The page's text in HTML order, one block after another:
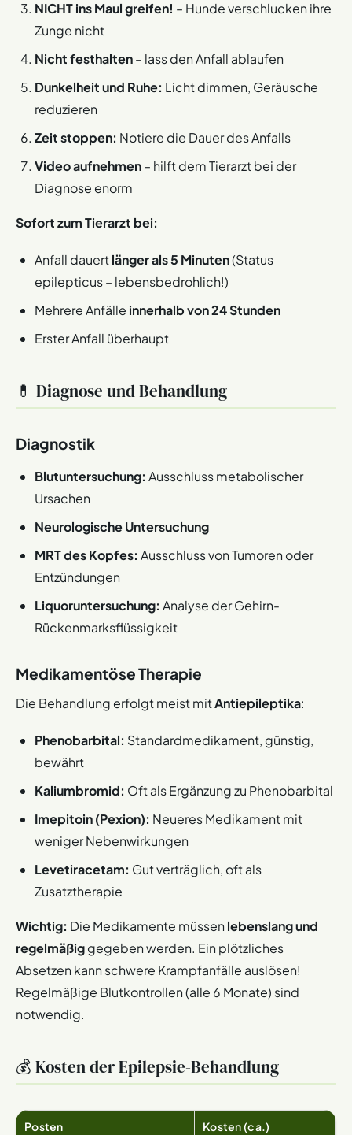
NICHT ins Maul greifen! – Hunde verschlucken ihre
Zunge nicht
Nicht festhalten– lass den Anfall ablaufen
Dunkelheit und Ruhe: Licht dimmen, Geräusche
reduzieren
Zeit stoppen: Notiere die Dauer des Anfalls
Video aufnehmen– hilft dem Tierarzt bei der
Diagnose enorm
Sofort zum Tierarzt bei:
Anfall dauertlänger als 5 Minuten(Status
epilepticus – lebensbedrohlich!)
Mehrere Anfälle innerhalb von 24 Stunden
Erster Anfall überhaupt
💊 Diagnose und Behandlung
Diagnostik
Blutuntersuchung: Ausschluss metabolischer
Ursachen
Neurologische Untersuchung
MRT des Kopfes: Ausschluss von Tumoren oder
Entzündungen
Liquoruntersuchung: Analyse der Gehirn-
Rückenmarksflüssigkeit
Medikamentöse Therapie
Die Behandlung erfolgt meist mitAntiepileptika:
Phenobarbital: Standardmedikament, günstig,
bewährt
Kaliumbromid: Oft als Ergänzung zu Phenobarbital
Imepitoin (Pexion): Neueres Medikament mit
weniger Nebenwirkungen
Levetiracetam: Gut verträglich, oft als
Zusatztherapie
Wichtig: Die Medikamente müssenlebenslang und
regelmäßiggegeben werden. Ein plötzliches
Absetzen kann schwere Krampfanfälle auslösen!
Regelmäßige Blutkontrollen (alle 6 Monate) sind
notwendig.
💰 Kosten der Epilepsie-Behandlung
Posten Kosten (ca.)